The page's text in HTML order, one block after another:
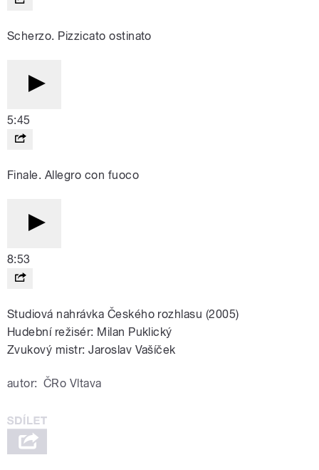
Scherzo. Pizzicato ostinato
5:45
Finale. Allegro con fuoco
8:53
Studiová nahrávka Českého rozhlasu (2005)
Hudební režisér: Milan Puklický
Zvukový mistr: Jaroslav Vašíček
autor: ČRo Vltava